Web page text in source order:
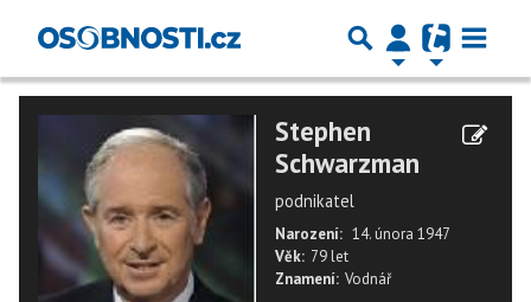
Stephen
Schwarzman
podnikatel
Narození: 14. února 1947
Věk: 79 let
Znamení: Vodnář